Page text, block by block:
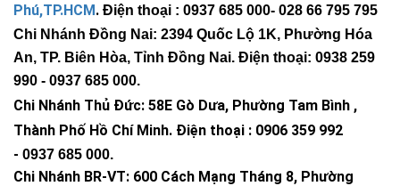
Phú,TP.HCM. Điện thoại : 0937 685 000- 028 66 795 795
Chi Nhánh Đồng Nai: 2394 Quốc Lộ 1K, Phường Hóa
An, TP. Biên Hòa, Tỉnh Đồng Nai. Điện thoại: 0938 259
990 - 0937 685 000.
Chi Nhánh Thủ Đức: 58E Gò Dưa, Phường Tam Bình ,
Thành Phố Hồ Chí Minh. Điện thoại : 0906 359 992
- 0937 685 000.
Chi Nhánh BR-VT: 600 Cách Mạng Tháng 8, Phường